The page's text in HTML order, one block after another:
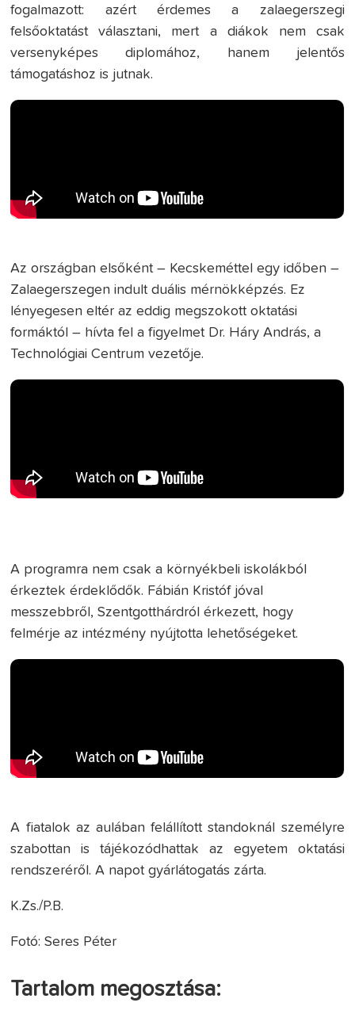
fogalmazott: azért érdemes a zalaegerszegi
felsőoktatást választani, mert a diákok nem csak
versenyképes diplomához, hanem jelentős
támogatáshoz is jutnak.
Az országban elsőként – Kecskeméttel egy időben –
Zalaegerszegen indult duális mérnökképzés. Ez
lényegesen eltér az eddig megszokott oktatási
formáktól – hívta fel a figyelmet Dr. Háry András, a
Technológiai Centrum vezetője.
A programra nem csak a környékbeli iskolákból
érkeztek érdeklődők. Fábián Kristóf jóval
messzebbről, Szentgotthárdról érkezett, hogy
felmérje az intézmény nyújtotta lehetőségeket.
A fiatalok az aulában felállított standoknál személyre
szabottan is tájékozódhattak az egyetem oktatási
rendszeréről. A napot gyárlátogatás zárta.
K.Zs./P.B.
Fotó: Seres Péter
Tartalom megosztása: